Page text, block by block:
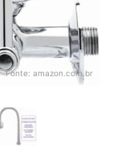
Fonte: amazon.com.br